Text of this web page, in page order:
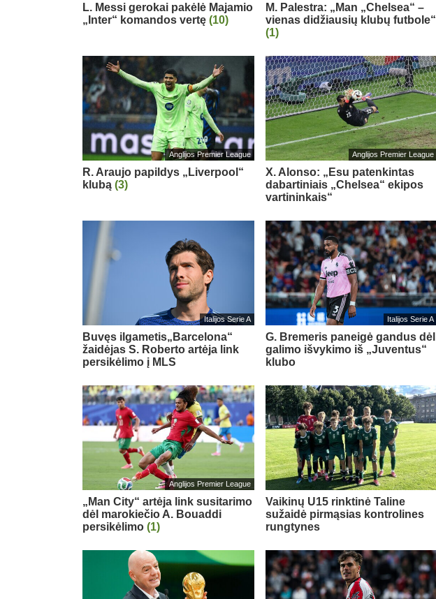
L. Messi gerokai pakėlė Majamio
„Inter“ komandos vertę (10)
M. Palestra: „Man „Chelsea“ –
vienas didžiausių klubų futbole“
(1)
Anglijos Premier League
R. Araujo papildys „Liverpool“
klubą (3)
Anglijos Premier League
X. Alonso: „Esu patenkintas
dabartiniais „Chelsea“ ekipos
vartininkais“
Italijos Serie A
Buvęs ilgametis„Barcelona“
žaidėjas S. Roberto artėja link
persikėlimo į MLS
Italijos Serie A
G. Bremeris paneigė gandus dėl
galimo išvykimo iš „Juventus“
klubo
Anglijos Premier League
„Man City“ artėja link susitarimo
dėl marokiečio A. Bouaddi
persikėlimo (1)
Vaikinų U15 rinktinė Taline
sužaidė pirmąsias kontrolines
rungtynes